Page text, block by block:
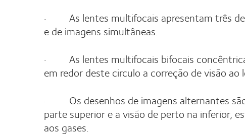
· As lentes multifocais apresentam três
e de imagens simultâneas.
· As lentes multifocais bifocais
em redor deste circulo a correção de visão ao
· Os desenhos de imagens alternantes
parte superior e a visão de perto na inferior,
aos gases.